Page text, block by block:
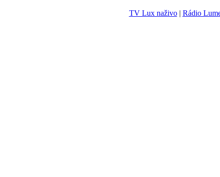
TV Lux naživo| Rádio